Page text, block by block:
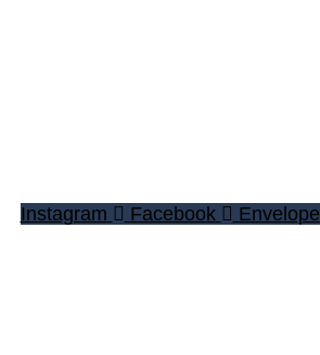
Instagram
Facebook Envelope